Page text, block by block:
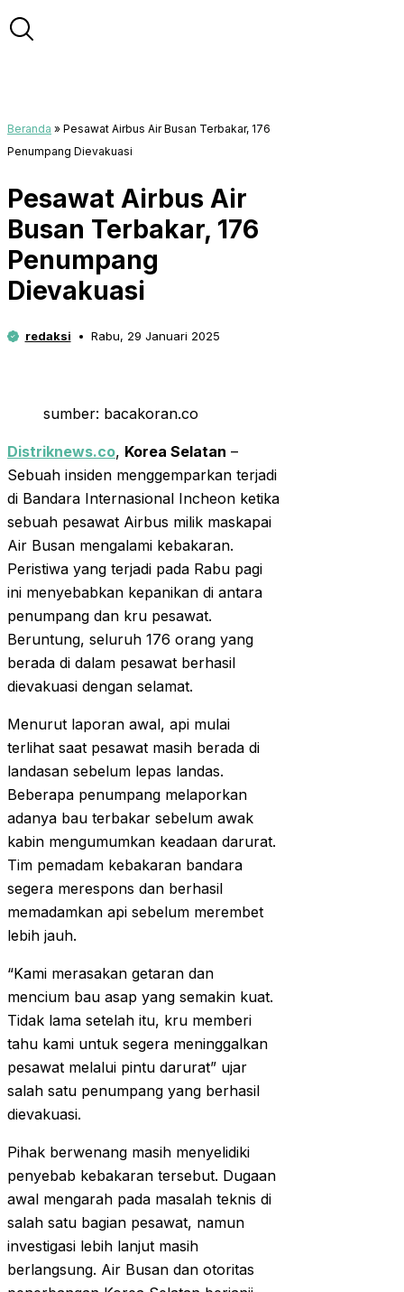
Beranda » Pesawat Airbus Air Busan Terbakar, 176
Penumpang Dievakuasi
Pesawat Airbus Air
Busan Terbakar, 176
Penumpang
Dievakuasi
redaksi Rabu, 29 Januari 2025
sumber: bacakoran.co
Distriknews.co, Korea Selatan –
Sebuah insiden menggemparkan terjadi
di Bandara Internasional Incheon ketika
sebuah pesawat Airbus milik maskapai
Air Busan mengalami kebakaran.
Peristiwa yang terjadi pada Rabu pagi
ini menyebabkan kepanikan di antara
penumpang dan kru pesawat.
Beruntung, seluruh 176 orang yang
berada di dalam pesawat berhasil
dievakuasi dengan selamat.
Menurut laporan awal, api mulai
terlihat saat pesawat masih berada di
landasan sebelum lepas landas.
Beberapa penumpang melaporkan
adanya bau terbakar sebelum awak
kabin mengumumkan keadaan darurat.
Tim pemadam kebakaran bandara
segera merespons dan berhasil
memadamkan api sebelum merembet
lebih jauh.
“Kami merasakan getaran dan
mencium bau asap yang semakin kuat.
Tidak lama setelah itu, kru memberi
tahu kami untuk segera meninggalkan
pesawat melalui pintu darurat” ujar
salah satu penumpang yang berhasil
dievakuasi.
Pihak berwenang masih menyelidiki
penyebab kebakaran tersebut. Dugaan
awal mengarah pada masalah teknis di
salah satu bagian pesawat, namun
investigasi lebih lanjut masih
berlangsung. Air Busan dan otoritas